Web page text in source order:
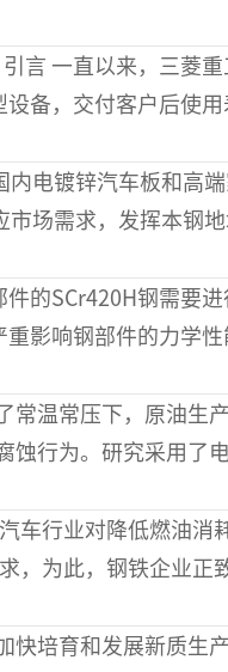
，三菱重工（MHI）为发电厂和化工厂提供了各种大
设备，交付客户后使
内电镀锌汽车板和高
市场需求，发挥本钢
件的SCr420H钢需要
重影响钢部件的力学
常温常压下，原油生
蚀行为。研究采用了
，为此，钢铁企业正
快培育和发展新质生